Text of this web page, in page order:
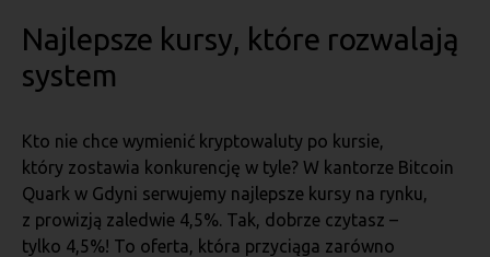
Najlepsze kursy, które rozwalają
system
Kto nie chce wymienić kryptowaluty po kursie,
który zostawia konkurencję w tyle? W kantorze Bitcoin
Quark w Gdyni serwujemy najlepsze kursy na rynku,
z prowizją zaledwie 4,5%. Tak, dobrze czytasz –
tylko 4,5%! To oferta, która przyciąga zarówno